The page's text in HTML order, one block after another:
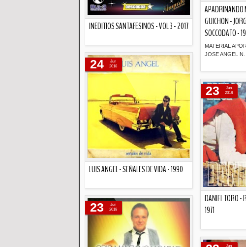
INEDITIOS SANTAFESINOS - VOL 3 - 2017
APADRINANDO
GUICHON -
SOCCODATO -
MATERIAL
JOSE ANGEL N.
LUIS ANGEL - SEÑALES DE VIDA - 1990
24
Jun
2018
DANIEL TORO -
1971
23
Jun
2018
23
Jun
2018
Jun